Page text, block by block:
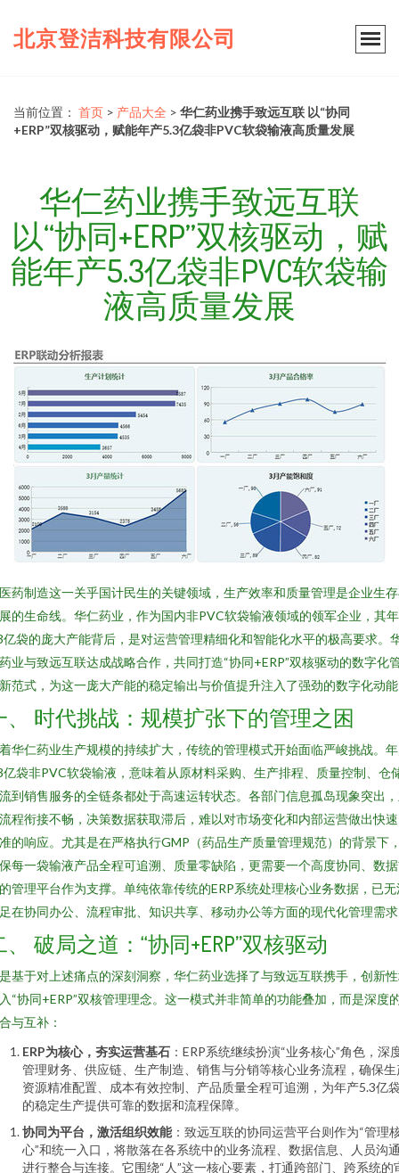
北京登洁科技有限公司
当前位置： 首页 > 产品大全 > 华仁药业携手致远互联 以“协同
+ERP”双核驱动，赋能年产5.3亿袋非PVC软袋输液高质量发展
华仁药业携手致远互联
以“协同+ERP”双核驱动，赋
能年产5.3亿袋非PVC软袋输
液高质量发展
药制造这一关乎国计民生的关键领域，生产效率和质量管理是企业生
的生命线。华仁药业，作为国内非PVC软袋输液领域的领军企业，其
亿袋的庞大产能背后，是对运营管理精细化和智能化水平的极高要求。
业与致远互联达成战略合作，共同打造“协同+ERP”双核驱动的数字化
范式，为这一庞大产能的稳定输出与价值提升注入了强劲的数字化动
、 时代挑战：规模扩张下的管理之困
华仁药业生产规模的持续扩大，传统的管理模式开始面临严峻挑战。
亿袋非PVC软袋输液，意味着从原材料采购、生产排程、质量控制、仓
到销售服务的全链条都处于高速运转状态。各部门信息孤岛现象突出
程衔接不畅，决策数据获取滞后，难以对市场变化和内部运营做出快
的响应。尤其是在严格执行GMP（药品生产质量管理规范）的背景下
每一袋输液产品全程可追溯、质量零缺陷，更需要一个高度协同、数
管理平台作为支撑。单纯依靠传统的ERP系统处理核心业务数据，已无
在协同办公、流程审批、知识共享、移动办公等方面的现代化管理需
、 破局之道：“协同+ERP”双核驱动
基于对上述痛点的深刻洞察，华仁药业选择了与致远互联携手，创新
“协同+ERP”双核管理理念。这一模式并非简单的功能叠加，而是深度
与互补：
ERP为核心，夯实运营基石 ：ERP系统继续扮演“业务核心”角色，深
管理财务、供应链、生产制造、销售与分销等核心业务流程，确保生
资源精准配置、成本有效控制、产品质量全程可追溯，为年产5.3亿
的稳定生产提供可靠的数据和流程保障。
协同为平台，激活组织效能：致远互联的协同运营平台则作为“管理
心”和统一入口，将散落在各系统中的业务流程、数据信息、人员沟
进行整合与连接。它围绕“人”这一核心要素，打通跨部门、跨系统的